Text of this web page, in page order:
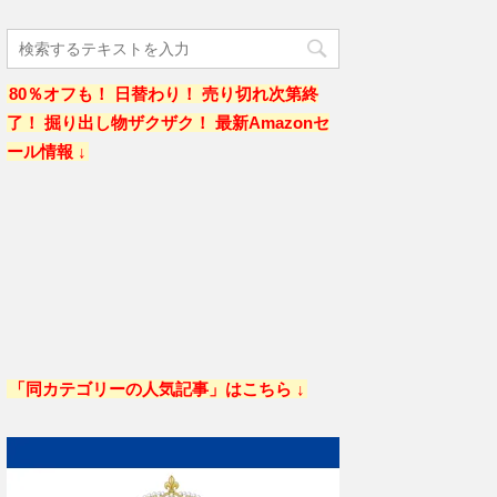
80％オフも！ 日替わり！ 売り切れ次第終
了！ 掘り出し物ザクザク！ 最新Amazonセ
ール情報 ↓
「同カテゴリーの人気記事」はこちら ↓